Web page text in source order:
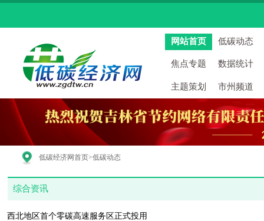
网站首页 低碳动态
焦点专题 数据统计
主题策划 市州频道
低碳经济网首页>低碳动态
综合资讯
西北地区首个零碳高速服务区正式投用